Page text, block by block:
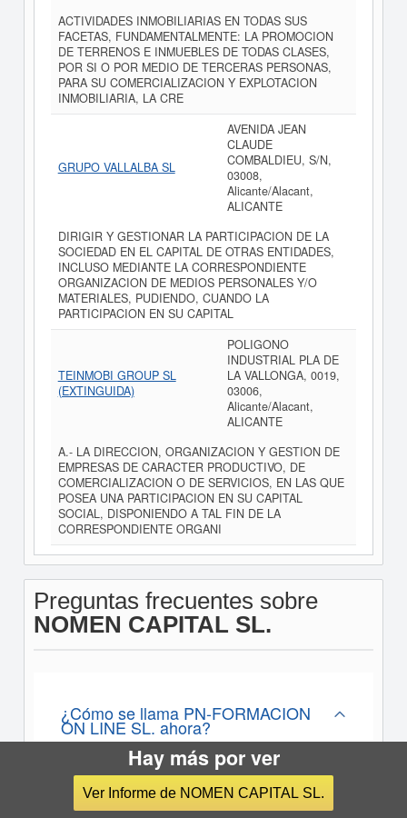
ACTIVIDADES INMOBILIARIAS EN TODAS SUS
FACETAS, FUNDAMENTALMENTE: LA PROMOCION
DE TERRENOS E INMUEBLES DE TODAS CLASES,
POR SI O POR MEDIO DE TERCERAS PERSONAS,
PARA SU COMERCIALIZACION Y EXPLOTACION
INMOBILIARIA, LA CRE
GRUPO VALLALBA SL
AVENIDA JEAN
CLAUDE
COMBALDIEU, S/N,
03008,
Alicante/Alacant,
ALICANTE
DIRIGIR Y GESTIONAR LA PARTICIPACION DE LA
SOCIEDAD EN EL CAPITAL DE OTRAS ENTIDADES,
INCLUSO MEDIANTE LA CORRESPONDIENTE
ORGANIZACION DE MEDIOS PERSONALES Y/O
MATERIALES, PUDIENDO, CUANDO LA
PARTICIPACION EN SU CAPITAL
TEINMOBI GROUP SL
(EXTINGUIDA)
POLIGONO
INDUSTRIAL PLA DE
LA VALLONGA, 0019,
03006,
Alicante/Alacant,
ALICANTE
A.- LA DIRECCION, ORGANIZACION Y GESTION DE
EMPRESAS DE CARACTER PRODUCTIVO, DE
COMERCIALIZACION O DE SERVICIOS, EN LAS QUE
POSEA UNA PARTICIPACION EN SU CAPITAL
SOCIAL, DISPONIENDO A TAL FIN DE LA
CORRESPONDIENTE ORGANI
Preguntas frecuentes sobre
NOMEN CAPITAL SL.
¿Cómo se llama PN-FORMACION
ON LINE SL. ahora?
El nombre actual de PN-FORMACION ON LINE
SL. es NOMEN CAPITAL SL.
Hay más por ver
Ver Informe de NOMEN CAPITAL SL.